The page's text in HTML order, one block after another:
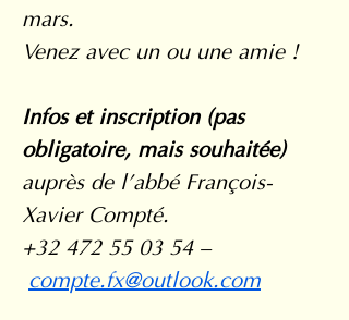
mars.
Venez avec un ou une amie !
Infos et inscription (pas
obligatoire, mais souhaitée)
auprès de l’abbé François-
Xavier Compté.
+32 472 55 03 54 –
compte.fx@outlook.com